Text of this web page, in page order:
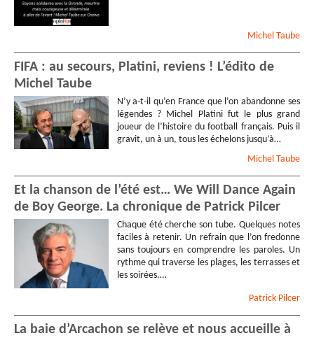
Michel Taube
FIFA : au secours, Platini, reviens ! L’édito de
Michel Taube
N’y a-t-il qu’en France que l’on abandonne ses
légendes ? Michel Platini fut le plus grand
joueur de l’histoire du football français. Puis il
gravit, un à un, tous les échelons jusqu’à…
Michel Taube
Et la chanson de l’été est… We Will Dance Again
de Boy George. La chronique de Patrick Pilcer
Chaque été cherche son tube. Quelques notes
faciles à retenir. Un refrain que l’on fredonne
sans toujours en comprendre les paroles. Un
rythme qui traverse les plages, les terrasses et
les soirées.…
Patrick Pilcer
La baie d’Arcachon se relève et nous accueille à